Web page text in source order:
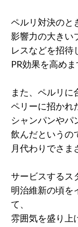
ペルリ対決のと
影響力の大きい
レスなどを招待
PR効果を高めま
また、ペルリに
ペリーに招かれ
シャンパンやパ
飲んだというの
月代わりでさま
サービスするス
明治維新の頃を
て、
雰囲気を盛り上